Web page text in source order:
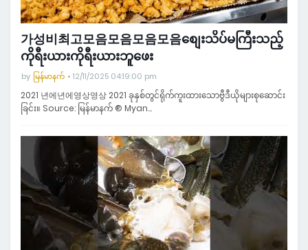
가성비최고모음모음모음모음စျေးသိပ်မကြီးသည့်
ကိုရီးယားကိုရီးယားဘူဖေး
by မြန်မာနက် 12/11/2025 04:19:00 pm
2021 년에년에영상영상 2021 ခုနှစ်တွင်ရိုက်ကူးထားသောဗွီဒီယိုများစုဆောင်း
ခြင်း။ Source: မြန်မာနက် ® Myan…